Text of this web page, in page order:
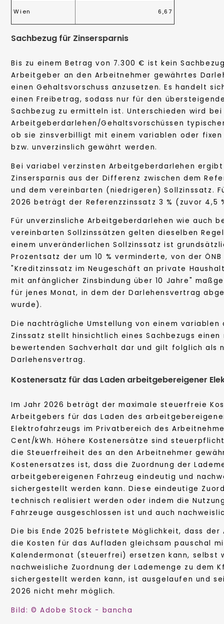
Wien 6,67
Sachbezug für Zinsersparnis
Bis zu einem Betrag von 7.300 € ist kein
Arbeitgeber an den Arbeitnehmer gewährtes
einen Gehaltsvorschuss anzusetzen. Es handelt
einen Freibetrag, sodass nur für den
Sachbezug zu ermitteln ist. Unterschieden wird bei
Arbeitgeberdarlehen/Gehaltsvorschüssen
ob sie zinsverbilligt mit einem variablen oder fixen
bzw. unverzinslich gewährt werden.
Bei variabel verzinsten Arbeitgeberdarlehen
Zinsersparnis aus der Differenz zwischen dem
und dem vereinbarten (niedrigeren) Sollzinssatz.
2026 beträgt der Referenzzinssatz 3 % (zuvor 4,5
Für unverzinsliche Arbeitgeberdarlehen wie auch
vereinbarten Sollzinssätzen gelten dieselben
einem unveränderlichen Sollzinssatz ist
Prozentsatz der um 10 % verminderte, von der
"Kreditzinssatz im Neugeschäft an private
mit anfänglicher Zinsbindung über 10 Jahre"
für jenes Monat, in dem der Darlehensvertrag
wurde).
Die nachträgliche Umstellung von einem variablen
Zinssatz stellt hinsichtlich eines Sachbezugs einen
bewertenden Sachverhalt dar und gilt folglich als
Darlehensvertrag.
Kostenersatz für das Laden arbeitgebereigener
Im Jahr 2026 beträgt der maximale steuerfreie
Arbeitgebers für das Laden des
Elektrofahrzeugs im Privatbereich des
Cent/kWh. Höhere Kostenersätze sind
die Steuerfreiheit des an den Arbeitnehmer
Kostenersatzes ist, dass die Zuordnung der
arbeitgebereigenen Fahrzeug eindeutig und
sichergestellt werden kann. Diese eindeutige
technisch realisiert werden oder indem die
Fahrzeuge ausgeschlossen ist und auch
Die bis Ende 2025 befristete Möglichkeit, dass
die Kosten für das Aufladen gleichsam pauschal
Kalendermonat (steuerfrei) ersetzen kann, selbst
nachweisliche Zuordnung der Lademenge zu dem
sichergestellt werden kann, ist ausgelaufen und
2026 nicht mehr möglich.
Bild: © Adobe Stock - bancha